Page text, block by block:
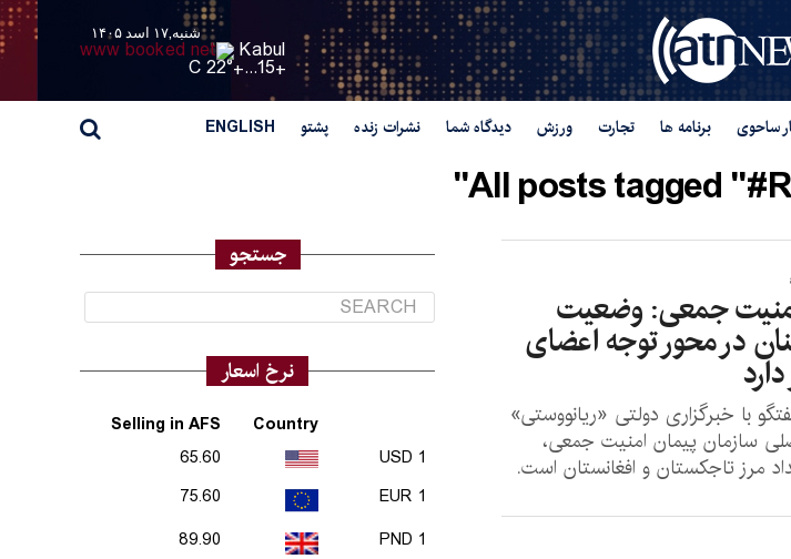
شنبه,۱۷ اسد ۱۴۰۵
Kabul
+
15...
+
22° C
ساحوی برنامه ها تجارت ورزش دیدگاه شما نشرات زنده پشتو ENGLISH
All posts tagged
جمعی: وضعیت
در محور توجه اعضای
با خبرگزاری دولتی «ریانووستی»
سازمان پیمان امنیت جمعی،
مرز تاجکستان و افغانستان است.
جستجو
نرخ اسعار
Country
Selling in AFS
1 USD
65.60
1 EUR
75.60
1 PND
89.90